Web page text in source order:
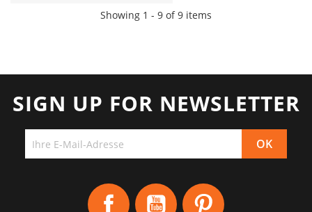
Showing 1 - 9 of 9 items
SIGN UP FOR NEWSLETTER
Facebook YouTube